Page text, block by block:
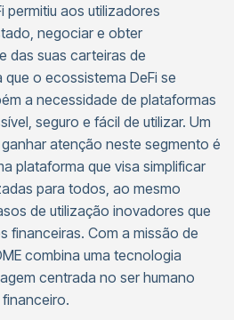
permitiu aos utilizadores
negociar e obter
das suas carteiras de
o ecossistema DeFi se
a necessidade de plataformas
seguro e fácil de utilizar. Um
atenção neste segmento é
plataforma que visa simplificar
para todos, ao mesmo
de utilização inovadores que
financeiras. Com a missão de
combina uma tecnologia
centrada no ser humano